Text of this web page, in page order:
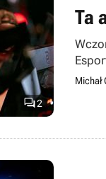
2
Ta
Michał